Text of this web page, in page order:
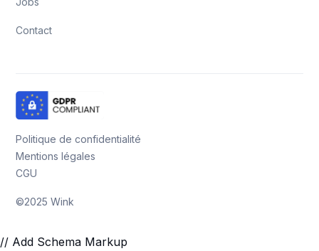
Contact
©2025 Wink
Politique de confidentialité
Mentions légales
CGU
// Add Schema Markup